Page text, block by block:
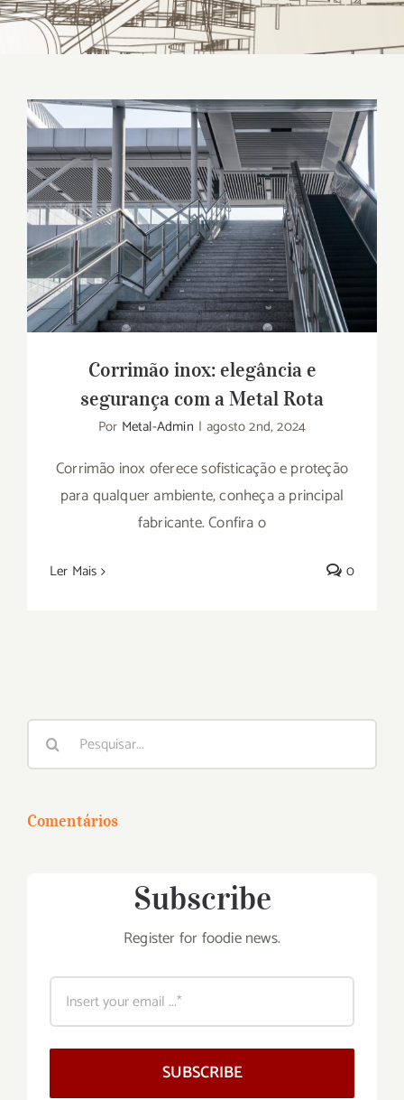
Corrimão inox: elegância e segurança
com a Metal Rota
Corrimão inox: elegância e
segurança com a Metal Rota
Por Metal-Admin | agosto 2nd, 2024
Corrimão inox oferece sofisticação e proteção
para qualquer ambiente, conheça a principal
fabricante. Confira o
Ler Mais 0
Buscar
resultados
Comentários
Subscribe
Register for foodie news.
SUBSCRIBE